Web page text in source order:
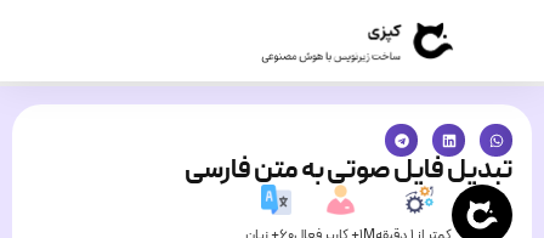
تبدیل فایل صوتی به متن فارسی